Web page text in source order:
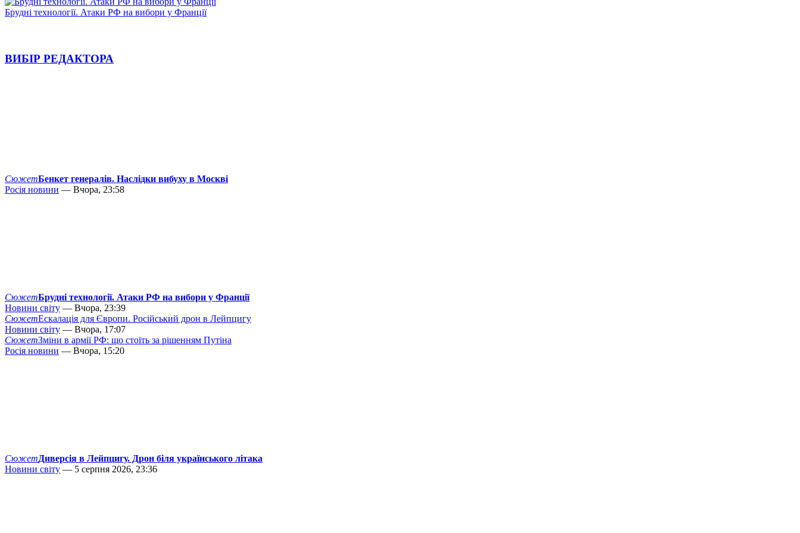
Брудні технології. Атаки РФ на вибори у Франції
ВИБІР РЕДАКТОРА
СюжетБенкет генералів. Наслідки вибуху в Москві
Росія новини — Вчора, 23:58
СюжетБрудні технології. Атаки РФ на вибори у Франції
Новини світу — Вчора, 23:39
СюжетЕскалація для Європи. Російський дрон в Лейпцигу
Новини світу — Вчора, 17:07
СюжетЗміни в армії РФ: що стоїть за рішенням Путіна
Росія новини — Вчора, 15:20
СюжетДиверсія в Лейпцигу. Дрон біля українського літака
Новини світу — 5 серпня 2026, 23:36